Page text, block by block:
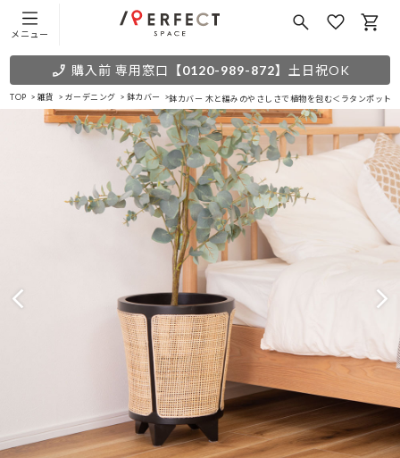
メニュー
購入前 専用窓口 【0120-989-872】 土日祝OK
TOP 雑貨 ガーデニング 鉢カバー 鉢カバー 木と編みのやさしさで植物を包む＜ラタンポット